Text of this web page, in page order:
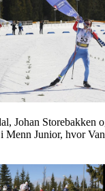
Johan Storebakken
Menn Junior, hvor